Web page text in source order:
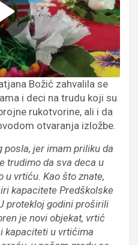
Božić zahvalila se
i deci na trudu koji su
rukotvorine, ali i da
otvaranja izložbe.
jer imam priliku da
trudimo da sva deca u
u vrtiću. Kao što znate,
kapacitete Predškolske
protekloj godini proširili
je novi objekat, vrtić
kapaciteti u vrtićima